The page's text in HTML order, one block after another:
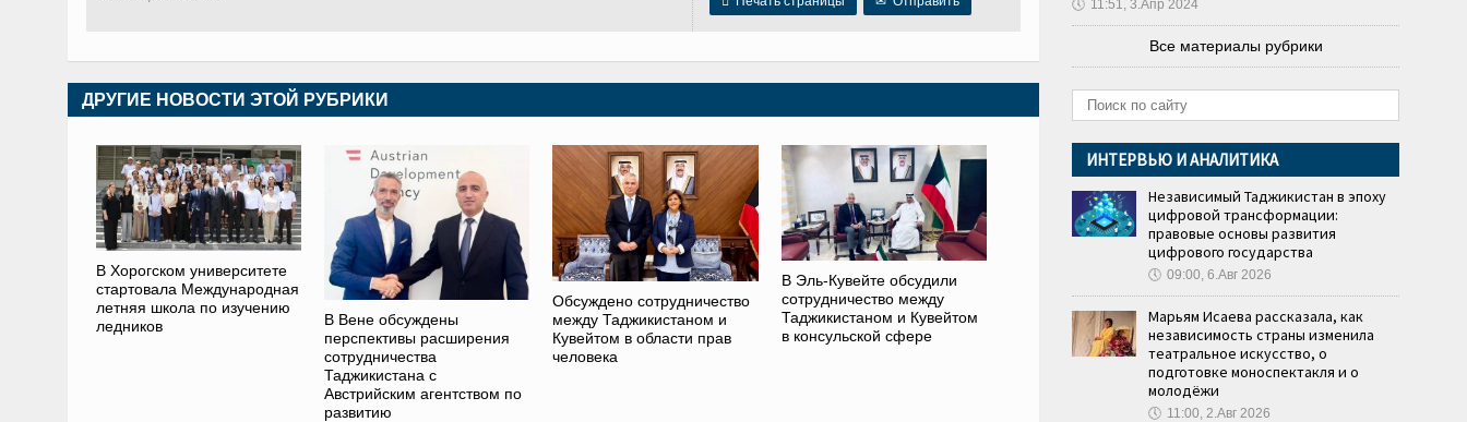
ДРУГИЕ НОВОСТИ ЭТОЙ РУБРИКИ
В Хорогском университете
стартовала Международная
летняя школа по изучению
ледников
В Вене обсуждены
перспективы расширения
сотрудничества
Таджикистана с
Австрийским агентством по
развитию
Обсуждено сотрудничество
между Таджикистаном и
Кувейтом в области прав
человека
В Эль-Кувейте обсудили
сотрудничество между
Таджикистаном и Кувейтом
в консульской сфере
🕔 11:51, 3.Апр 2024
Все материалы рубрики
ИНТЕРВЬЮ И АНАЛИТИКА
Независимый Таджикистан в эпоху
цифровой трансформации:
правовые основы развития
цифрового государства
🕔 09:00, 6.Авг 2026
Марьям Исаева рассказала, как
независимость страны изменила
театральное искусство, о
подготовке моноспектакля и о
молодёжи
🕔 11:00, 2.Авг 2026